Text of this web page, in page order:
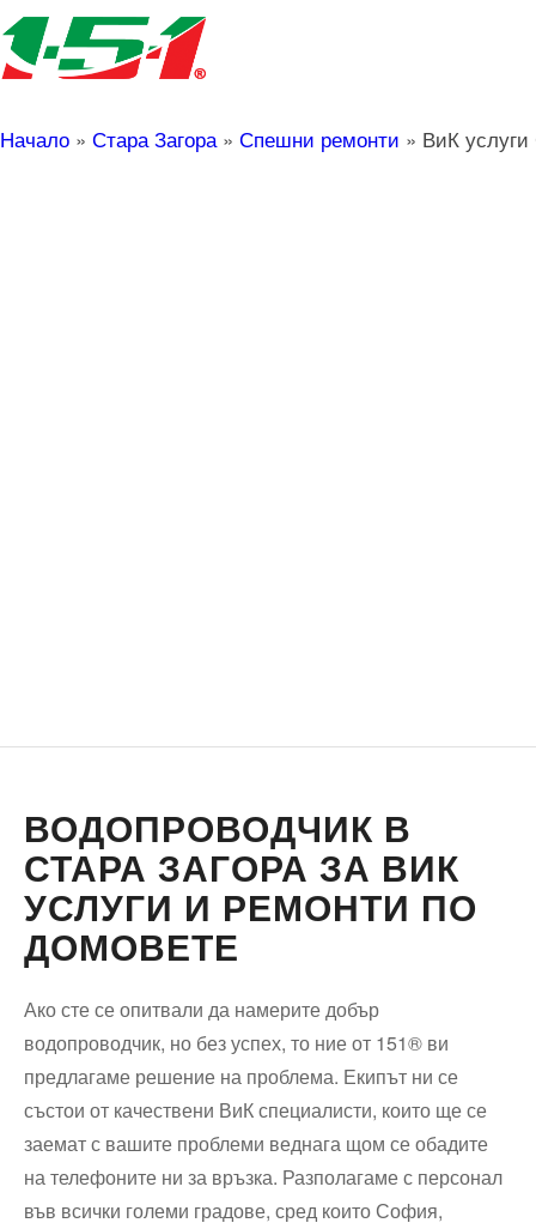
Начало » Стара Загора» Спешни ремонти » ВиК услуги
ВОДОПРОВОДЧИК В
СТАРА ЗАГОРА ЗА ВИК
УСЛУГИ И РЕМОНТИ ПО
ДОМОВЕТЕ
Ако сте се опитвали да намерите добър
водопроводчик, но без успех, то ние от 151® ви
предлагаме решение на проблема. Екипът ни се
състои от качествени ВиК специалисти, които ще се
заемат с вашите проблеми веднага щом се обадите
на телефоните ни за връзка. Разполагаме с персонал
във всички големи градове, сред които София,